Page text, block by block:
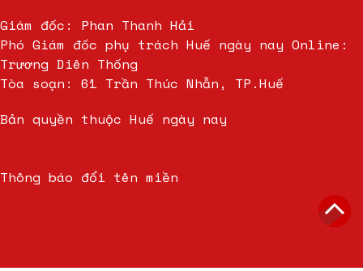
Giám đốc: Phan Thanh Hải
Phó Giám đốc phụ trách Huế ngày nay Online:
Trương Diên Thống
Tòa soạn: 61 Trần Thúc Nhẫn, TP.Huế
Bản quyền thuộc Huế ngày nay
Thông báo đổi tên miền